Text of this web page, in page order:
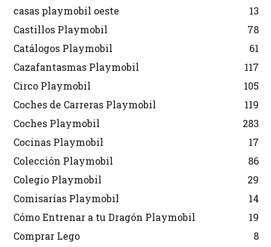
casas playmobil oeste
13
Castillos Playmobil
78
Catálogos Playmobil
61
Cazafantasmas Playmobil
117
Circo Playmobil
105
Coches de Carreras Playmobil
119
Coches Playmobil
283
Cocinas Playmobil
17
Colección Playmobil
86
Colegio Playmobil
29
Comisarías Playmobil
14
Cómo Entrenar a tu Dragón Playmobil
19
Comprar Lego
8